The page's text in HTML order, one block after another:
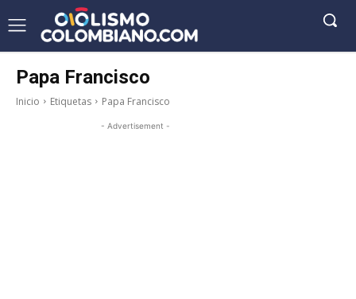
Papa Francisco
Inicio Etiquetas Papa Francisco
- Advertisement -